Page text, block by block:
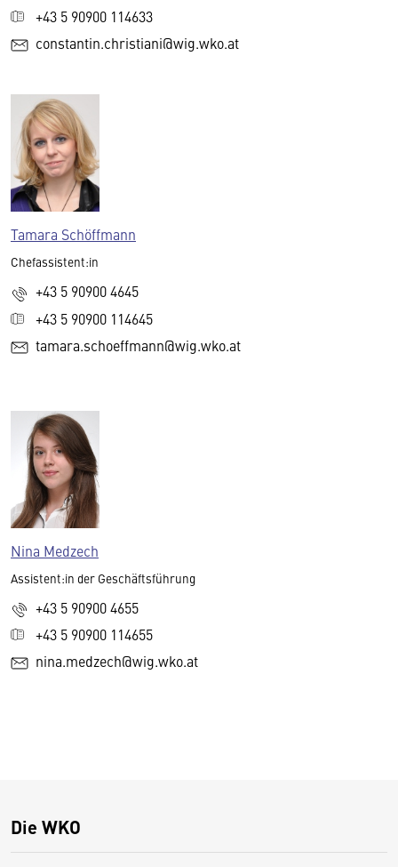
+43 5 90900 114633
constantin.christiani@wig.wko.at
Tamara Schöffmann
Chefassistent:in
+43 5 90900 4645
+43 5 90900 114645
tamara.schoeffmann@wig.wko.at
Nina Medzech
Assistent:in der Geschäftsführung
+43 5 90900 4655
+43 5 90900 114655
nina.medzech@wig.wko.at
Die WKO